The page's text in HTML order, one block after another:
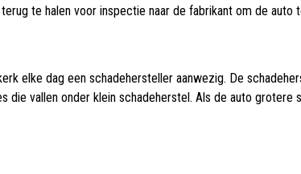
te halen voor inspectie naar de fabrikant om de
elke dag een schadehersteller aanwezig. De
die vallen onder klein schadeherstel. Als de auto